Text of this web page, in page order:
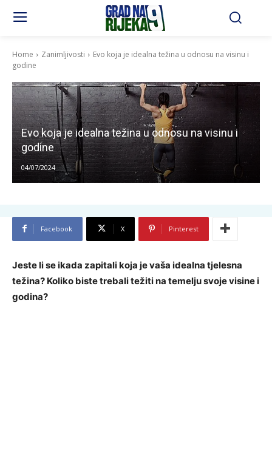
Home Zanimljivosti
Evo koja je idealna težina u odnosu na visinu i
godine
Evo koja je idealna težina u odnosu na visinu i
godine
04/07/2024
Facebook X Pinterest
Jeste li se ikada zapitali koja je vaša idealna tjelesna
težina? Koliko biste trebali težiti na temelju svoje visine i
godina?